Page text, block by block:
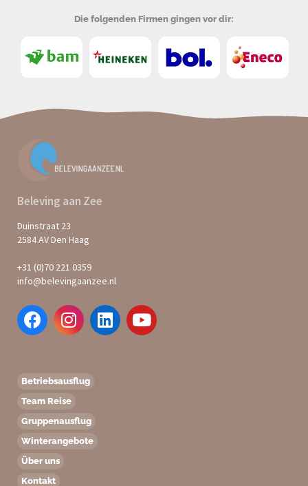
Die folgenden Firmen gingen vor dir:
Beleving aan Zee
Duinstraat 23
2584 AV Den Haag
+31 (0)70 221 0359
info@belevingaanzee.nl
Betriebsausflug
Team Reise
Gruppenausflug
Winterangebote
Über uns
Kontakt